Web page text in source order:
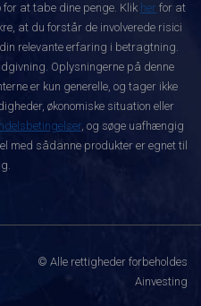
at tabe dine penge. Klik her for at
at du forstår de involverede risici
relevante erfaring i betragtning.
Oplysningerne på denne
er kun generelle, og tager ikke
økonomiske situation eller
, og søge uafhængig
med sådanne produkter er egnet til
© Alle rettigheder forbeholdes
Ainvesting